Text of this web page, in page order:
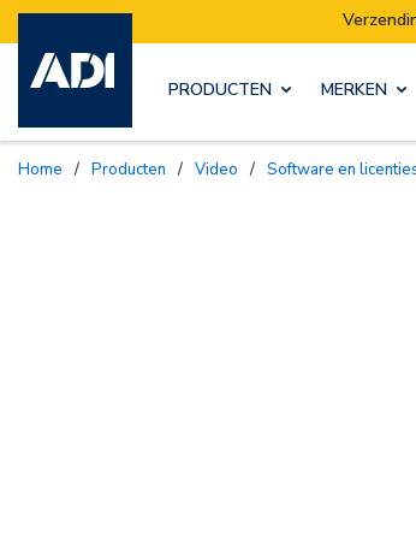
magazijn verhuist:
PRODUCTEN MERKEN
Home / Producten / Video / Software en